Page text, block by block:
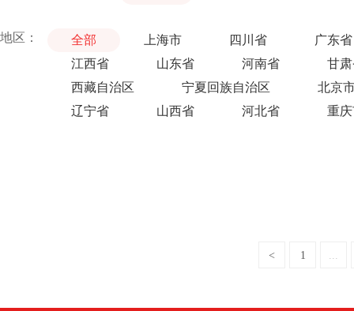
地区： 全部 上海市 四川省
广东省
江西省
山东省 河南省
甘
西藏自治区
宁夏回族自治区
北京
辽宁省
山西省 河北省 重
< 1 ...